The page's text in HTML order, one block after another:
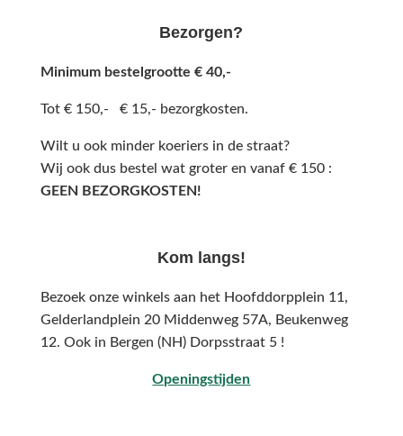
Bezorgen?
Minimum bestelgrootte € 40,-
Tot € 150,- € 15,- bezorgkosten.
Wilt u ook minder koeriers in de straat?
Wij ook dus bestel wat groter en vanaf € 150 :
GEEN BEZORGKOSTEN!
Kom langs!
Bezoek onze winkels aan het Hoofddorpplein 11,
Gelderlandplein 20 Middenweg 57A, Beukenweg
12. Ook in Bergen (NH) Dorpsstraat 5 !
Openingstijden